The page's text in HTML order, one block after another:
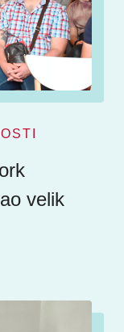
velik